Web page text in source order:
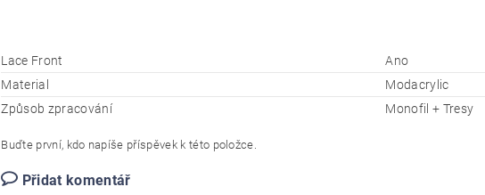
Lace Front
Ano
Material
Modacrylic
Způsob zpracování
Monofil + Tresy
Buďte první, kdo napíše příspěvek k této položce.
Přidat komentář